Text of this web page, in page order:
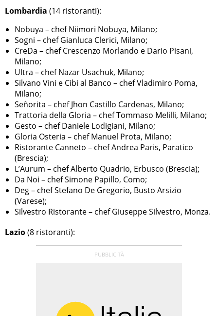
Lombardia (14 ristoranti):
Nobuya – chef Niimori Nobuya, Milano;
Sogni – chef Gianluca Clerici, Milano;
CreDa – chef Crescenzo Morlando e Dario Pisani,
Milano;
Ultra – chef Nazar Usachuk, Milano;
Silvano Vini e Cibi al Banco – chef Vladimiro Poma,
Milano;
Señorita – chef Jhon Castillo Cardenas, Milano;
Trattoria della Gloria – chef Tommaso Melilli, Milano;
Gesto – chef Daniele Lodigiani, Milano;
Gloria Osteria – chef Manuel Prota, Milano;
Ristorante Canneto – chef Andrea Paris, Paratico
(Brescia);
L’Aurum – chef Alberto Quadrio, Erbusco (Brescia);
Da Noi – chef Simone Papillo, Como;
Deg – chef Stefano De Gregorio, Busto Arsizio
(Varese);
Silvestro Ristorante – chef Giuseppe Silvestro, Monza.
Lazio(8 ristoranti):